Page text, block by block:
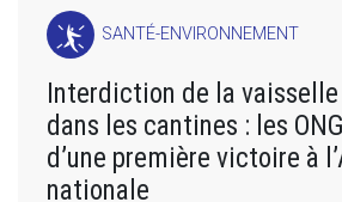
SANTÉ-ENVIRONNEMENT
Interdiction de la
dans les cantines : les
d’une première victoire à
nationale